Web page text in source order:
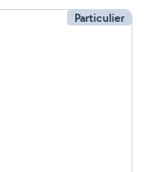
Particulier